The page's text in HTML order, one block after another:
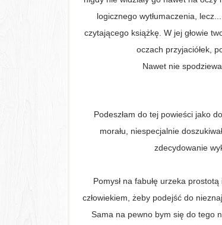
logicznego wytłumaczenia,
czytającego książkę. W jej głowie
oczach przyjaciółek,
Nawet nie
Podeszłam do tej powieści jako
morału, niespecjalnie
zdecydowanie
Pomysł na fabułę urzeka
człowiekiem, żeby podejść do
Sama na pewno bym się do tego